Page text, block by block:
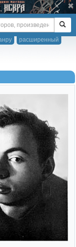
расширенный